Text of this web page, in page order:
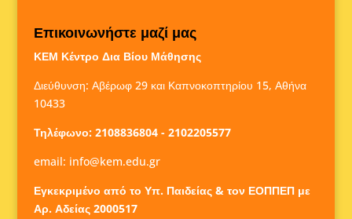
Επικοινωνήστε μαζί μας
ΚΕΜ Κέντρο Δια Βίου Μάθησης
Διεύθυνση: Αβέρωφ 29 και Καπνοκοπτηρίου 15, Αθήνα
10433
Τηλέφωνο: 2108836804 - 2102205577
email: info@kem.edu.gr
Εγκεκριμένο από το Υπ. Παιδείας & τον ΕΟΠΠΕΠ με
Αρ. Αδείας 2000517